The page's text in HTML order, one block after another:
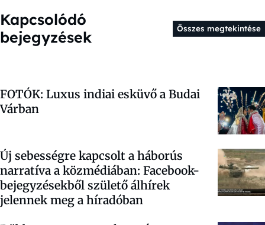
Kapcsolódó
bejegyzések
Összes megtekintése
FOTÓK: Luxus indiai esküvő a Budai
Várban
Új sebességre kapcsolt a háborús
narratíva a közmédiában: Facebook-
bejegyzésekből születő álhírek
jelennek meg a híradóban